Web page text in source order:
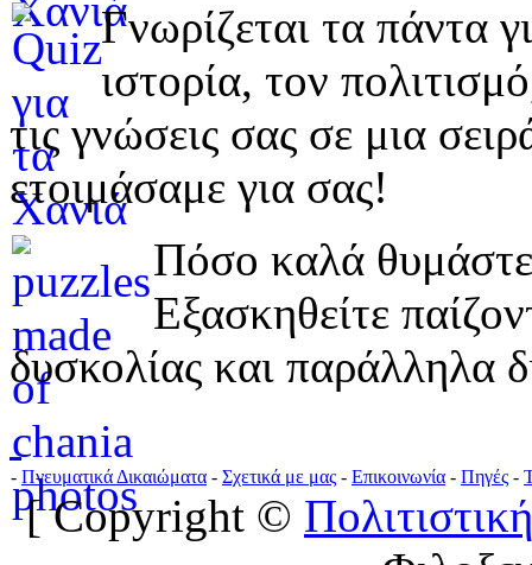
Γνωρίζεται τα πάντα
ιστορία, τον
τις γνώσεις σας σε μια
ετοιμάσαμε για σας!
Πόσο καλά
Εξασκηθείτε
δυσκολίας και παράλληλα
- Πνευματικά Δικαιώματα - Σχετικά με μας - Επικοινωνία - Πηγές -
[ Copyright ©